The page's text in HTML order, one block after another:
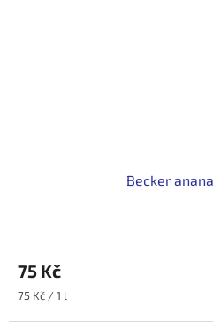
Becker
75 Kč
Měrná
75 Kč / 1 l